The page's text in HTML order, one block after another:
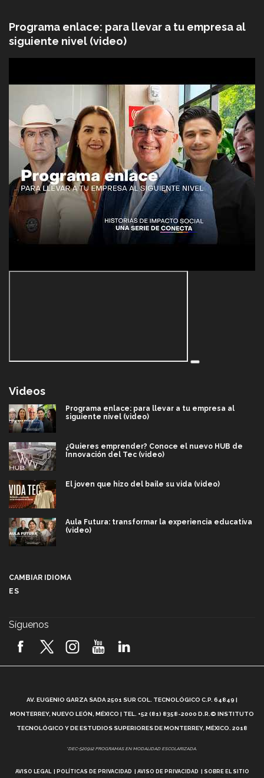
Programa enlace: para llevar a tu empresa al
siguiente nivel (video)
Videos
Programa enlace: para llevar a tu empresa al
siguiente nivel (video)
¿Quieres emprender? Conoce el nuevo HUB de
Innovación del Tec (video)
El joven que hizo del baile su vida (video)
Aula Futura: transformar la experiencia educativa
(video)
2026! (video)
¿Cómo es el Modelo Educativo Tec? (video)
Vida Tec: Feminismo e Inteligencia Artificial, Paola
CAMBIAR IDIOMA
ES
Síguenos
AV. EUGENIO GARZA SADA 2501 SUR COL. TECNOLÓGICO C.P. 64849 |
MONTERREY, NUEVO LEÓN, MÉXICO | TEL. +52 (81) 8358-2000 D.R.© INSTITUTO
TECNOLÓGICO Y DE ESTUDIOS SUPERIORES DE MONTERREY, MÉXICO. 2018
*DEC-520912 PROGRAMAS EN MODALIDAD ESCOLARIZADA.
AVISO LEGAL POLÍTICAS DE PRIVACIDAD AVISO DE PRIVACIDAD SOBRE EL SITIO